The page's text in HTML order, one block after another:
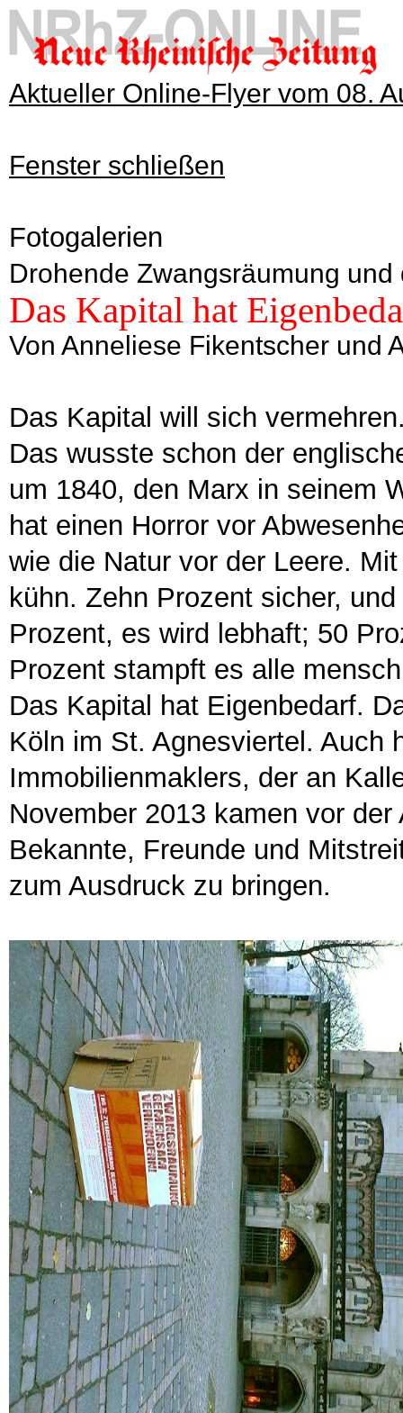
Aktueller Online-Flyer vom 08.
Fenster schließen
Fotogalerien
Drohende Zwangsräumung und
Das Kapital hat
Von Anneliese Fikentscher und
Das Kapital will sich
Das wusste schon der
um 1840, den Marx in seinem
hat einen Horror vor
wie die Natur vor der Leere.
kühn. Zehn Prozent sicher,
Prozent, es wird lebhaft; 50
Prozent stampft es alle
Das Kapital hat Eigenbedarf.
Köln im St. Agnesviertel. Auch
Immobilienmaklers, der an
November 2013 kamen vor
Bekannte, Freunde und
zum Ausdruck zu bringen.